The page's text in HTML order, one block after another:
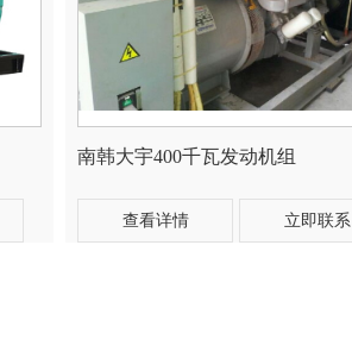
南韩大宇400千瓦发动机组
查看详情 立即联系